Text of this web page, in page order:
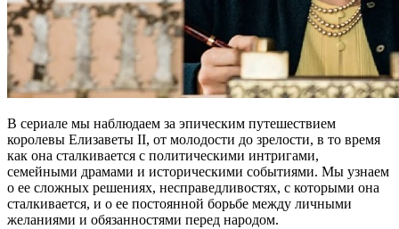
В сериале мы наблюдаем за эпическим путешествием
королевы Елизаветы II, от молодости до зрелости, в то время
как она сталкивается с политическими интригами,
семейными драмами и историческими событиями. Мы узнаем
о ее сложных решениях, несправедливостях, с которыми она
сталкивается, и о ее постоянной борьбе между личными
желаниями и обязанностями перед народом.